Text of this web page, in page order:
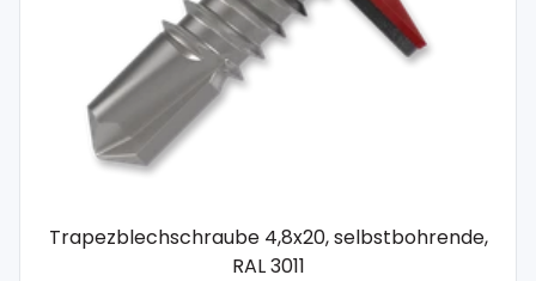
Trapezblechschraube 4,8x20, selbstbohrende,
RAL 3011